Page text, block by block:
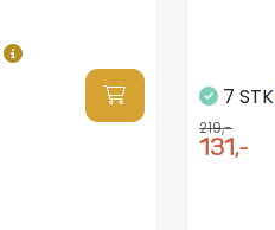
7 STK
219,-
131,-